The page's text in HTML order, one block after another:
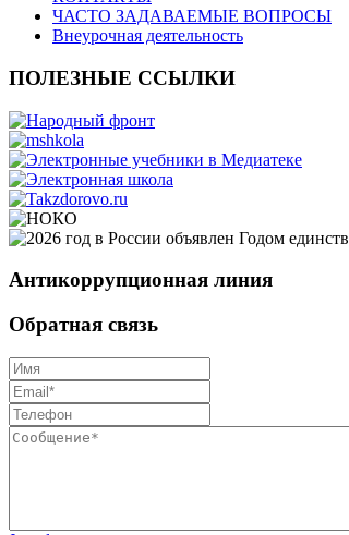
ЧАСТО ЗАДАВАЕМЫЕ ВОПРОСЫ
Внеурочная деятельность
ПОЛЕЗНЫЕ ССЫЛКИ
Антикоррупционная линия
Обратная связь